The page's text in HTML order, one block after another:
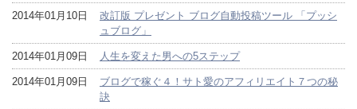
2014年01月10日
改訂版 プレゼント ブログ自動投稿ツール 「プッシ
ュブログ」
2014年01月09日 人生を変えた男への5ステップ
2014年01月09日
ブログで稼ぐ４！サト愛のアフィリエイト７つの秘
訣